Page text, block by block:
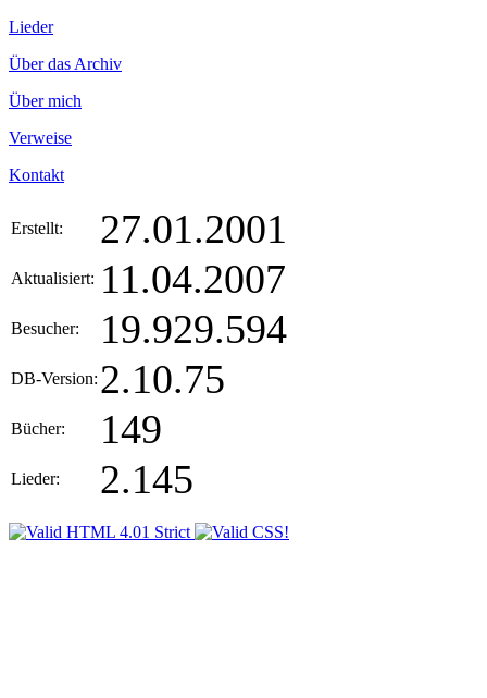
Lieder
Über das Archiv
Über mich
Verweise
Kontakt
Erstellt: 27.01.2001
Aktualisiert: 11.04.2007
Besucher: 19.929.594
DB-Version: 2.10.75
Bücher: 149
Lieder: 2.145